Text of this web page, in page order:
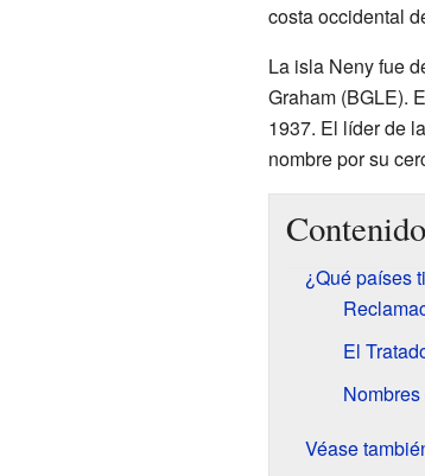
costa occidental
La isla Neny fue
Graham (BGLE).
1937. El líder de
nombre por su
Contenido
¿Qué países
El
Véase